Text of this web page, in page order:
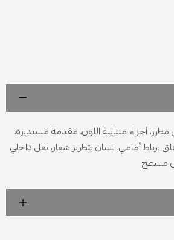
أجزاء متباينة اللون، مقدمة مستديرة،
برباط أمامي، لسان بتطريز شعار، نعل داخلي
مسطح.